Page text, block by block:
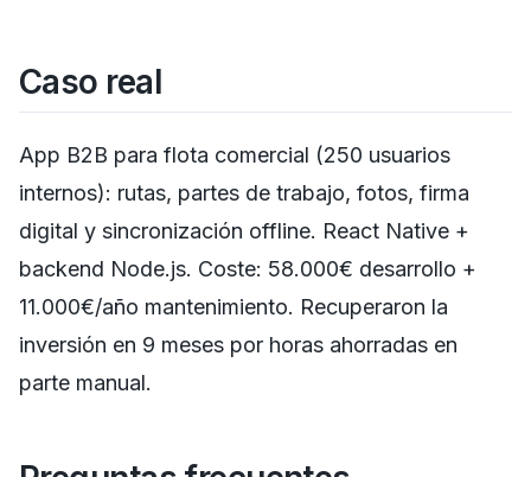
Caso real
App B2B para flota comercial (250 usuarios
internos): rutas, partes de trabajo, fotos, firma
digital y sincronización offline. React Native +
backend Node.js. Coste: 58.000€ desarrollo +
11.000€/año mantenimiento. Recuperaron la
inversión en 9 meses por horas ahorradas en
parte manual.